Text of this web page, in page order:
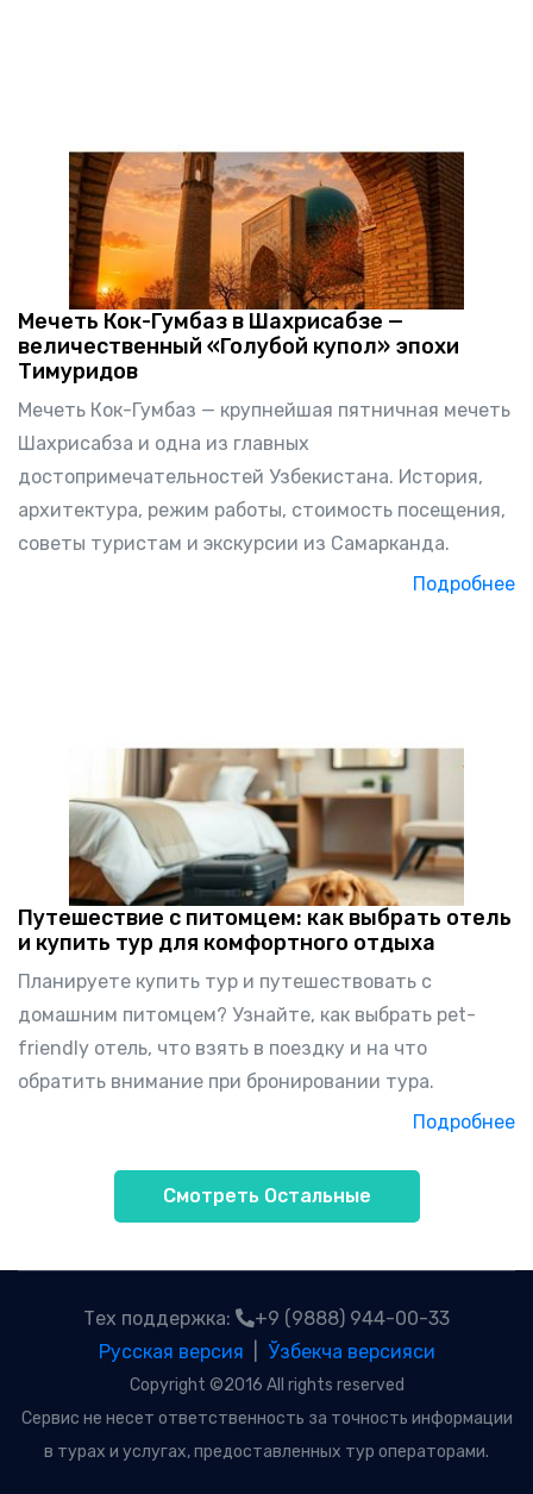
Мечеть Кок-Гумбаз в Шахрисабзе —
величественный «Голубой купол» эпохи
Тимуридов
Мечеть Кок-Гумбаз — крупнейшая пятничная мечеть
Шахрисабза и одна из главных
достопримечательностей Узбекистана. История,
архитектура, режим работы, стоимость посещения,
советы туристам и экскурсии из Самарканда.
Подробнее
Путешествие с питомцем: как выбрать отель
и купить тур для комфортного отдыха
Планируете купить тур и путешествовать с
домашним питомцем? Узнайте, как выбрать pet-
friendly отель, что взять в поездку и на что
обратить внимание при бронировании тура.
Подробнее
Смотреть Остальные
Тех поддержка:
+9 (9888) 944-00-33
Русская версия
Ўзбекча версияси
Copyright ©2016 All rights reserved
Сервис не несет ответственность за точность информации
в турах и услугах, предоставленных тур операторами.